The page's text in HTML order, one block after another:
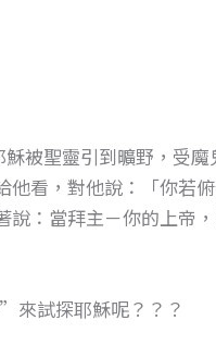
穌被聖靈引到曠野，受
看，對他說：「你若
：當拜主－你的上帝
來試探耶穌呢？？？